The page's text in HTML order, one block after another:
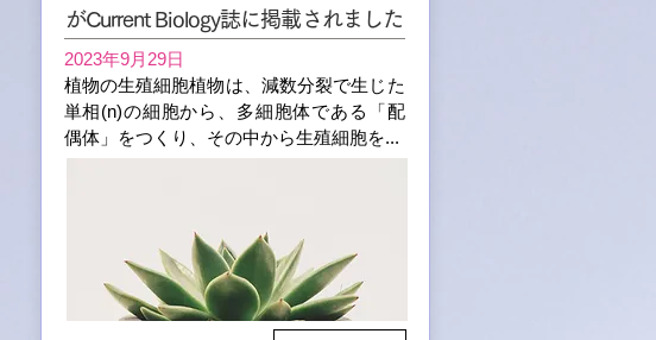
がCurrent Biology誌に掲載されました
2023年9月29日
植物の生殖細胞植物は、減数分裂で生じた
単相(n)の細胞から、多細胞体である「配
偶体」をつくり、その中から生殖細胞を...